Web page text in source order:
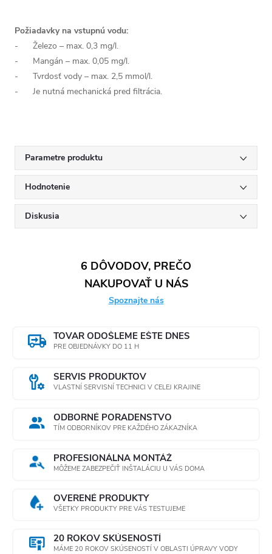
Požiadavky na vstupnú vodu:
- Železo – max. 0,3 mg/l.
- Mangán – max. 0,05 mg/l.
- Tvrdosť vody – max. 2,5 mmol/l.
- Je nutná mechanická pred filtrácia.
Parametre produktu
Hodnotenie
Diskusia
6 DÔVODOV, PREČO
NAKUPOVAŤ U NÁS
Spoznajte nás
TOVAR ODOŠLEME EŠTE DNES
PRE OBJEDNÁVKY DO 11 H
SERVIS PRODUKTOV
VLASTNÍ SERVISNÍ TECHNICI V CELEJ KRAJINE
ODBORNÉ PORADENSTVO
TÍM ODBORNÍKOV PRE KAŽDÉHO ZÁKAZNÍKA
PROFESIONÁLNA MONTÁŽ
MÔŽEME ZABEZPEČIŤ INŠTALÁCIU U VÁS DOMA
OVERENÉ PRODUKTY
VŠETKY PRODUKTY PRE VÁS TESTUJEME
20 ROKOV SKÚSENOSTÍ
MÁME 20 ROKOV SKÚSENOSTÍ V OBLASTI ÚPRAVY VODY